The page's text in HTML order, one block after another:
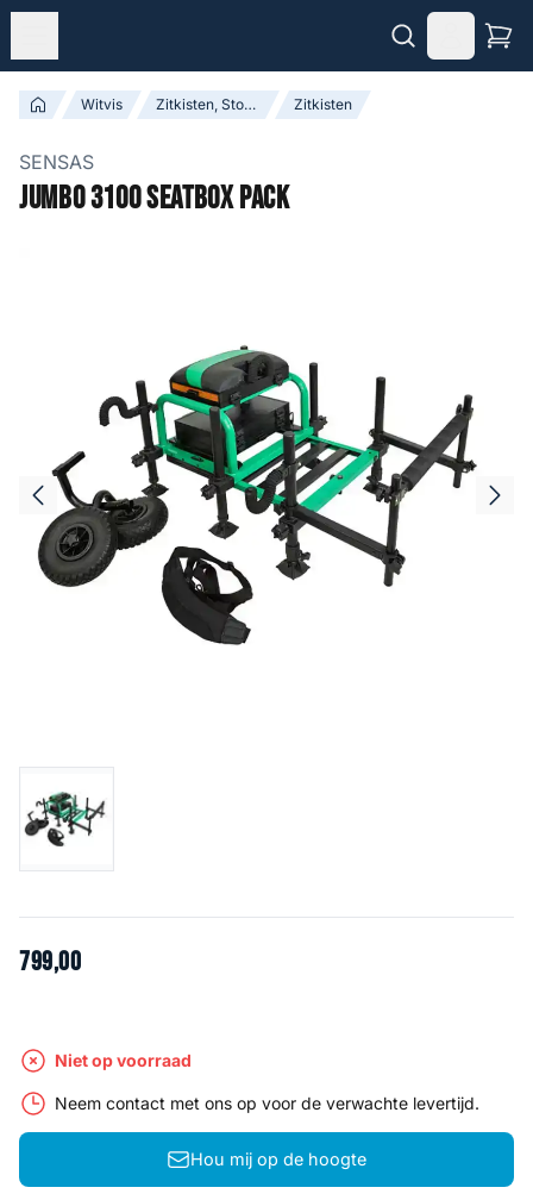
Witvis Zitkisten, Stoelen & Accessoires Zitkisten
SENSAS
Jumbo 3100 Seatbox Pack
799,00
Niet op voorraad
Neem contact met ons op voor de verwachte levertijd.
Hou mij op de hoogte